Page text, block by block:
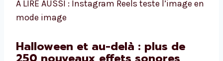
À LIRE AUSSI : Instagram Reels teste l’image en
mode image
Halloween et au-delà : plus de